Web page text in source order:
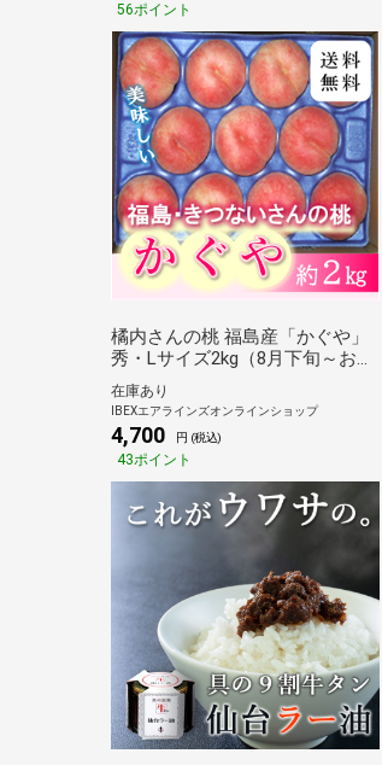
56ポイント
橘内さんの桃 福島産「かぐや」
秀・Lサイズ2kg（8月下旬～お届
け） 【産地直送/送料無料】
在庫あり
IBEXエアラインズオンラインショップ
4,700 円 (税込)
43ポイント